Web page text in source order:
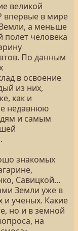
великой
впервые в мире
Земли, а меньше
полет человека
По данным
в освоение
из них,
как и
недавнюю
и самым
знакомых
Савицкой…
Земли уже в
и ученых. Какие
но и в земной
на